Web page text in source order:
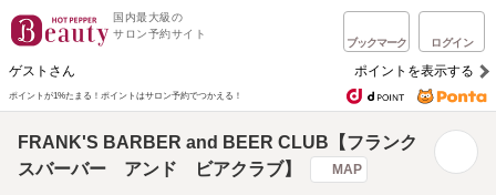
国内最大級の
サロン予約サイト
ブックマーク ログイン
ゲストさん ポイントを表示する
ポイントが1%たまる！ ポイントはサロン予約でつかえる！
FRANK'S BARBER and BEER CLUB【フランク
スバーバー アンド ビアクラブ】
MAP